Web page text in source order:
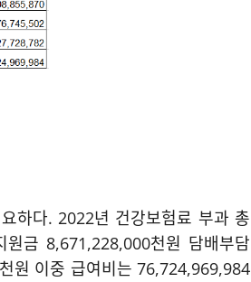
하다. 2022년 건강보험료 부과 총
금 8,671,228,000천원 담배부담
원 이중 급여비는 76,724,969,984